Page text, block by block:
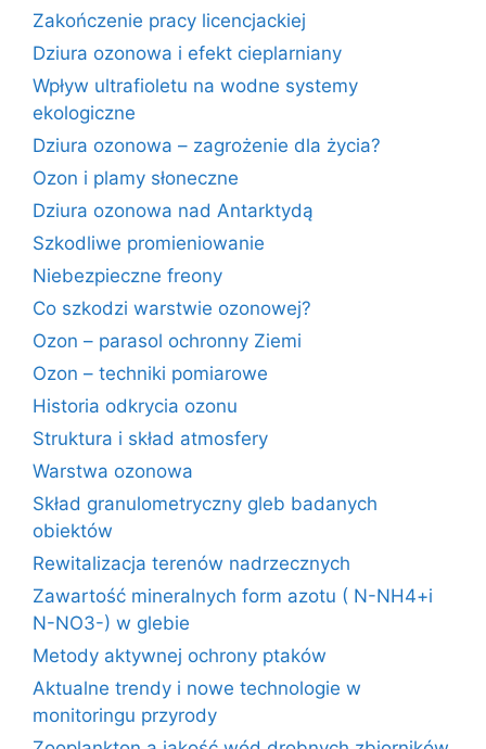
Zakończenie pracy licencjackiej
Dziura ozonowa i efekt cieplarniany
Wpływ ultrafioletu na wodne systemy
ekologiczne
Dziura ozonowa – zagrożenie dla życia?
Ozon i plamy słoneczne
Dziura ozonowa nad Antarktydą
Szkodliwe promieniowanie
Niebezpieczne freony
Co szkodzi warstwie ozonowej?
Ozon – parasol ochronny Ziemi
Ozon – techniki pomiarowe
Historia odkrycia ozonu
Struktura i skład atmosfery
Warstwa ozonowa
Skład granulometryczny gleb badanych
obiektów
Rewitalizacja terenów nadrzecznych
Zawartość mineralnych form azotu ( N-NH4+i
N-NO3-) w glebie
Metody aktywnej ochrony ptaków
Aktualne trendy i nowe technologie w
monitoringu przyrody